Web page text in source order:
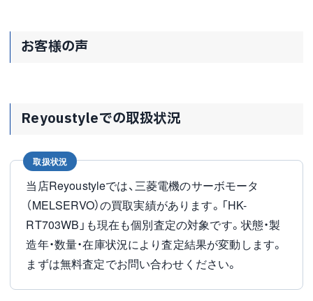
お客様の声
Reyoustyleでの取扱状況
取扱状況
当店Reyoustyleでは、三菱電機のサーボモータ
（MELSERVO）の買取実績があります。「HK-
RT703WB」も現在も個別査定の対象です。状態・製
造年・数量・在庫状況により査定結果が変動します。
まずは無料査定でお問い合わせください。